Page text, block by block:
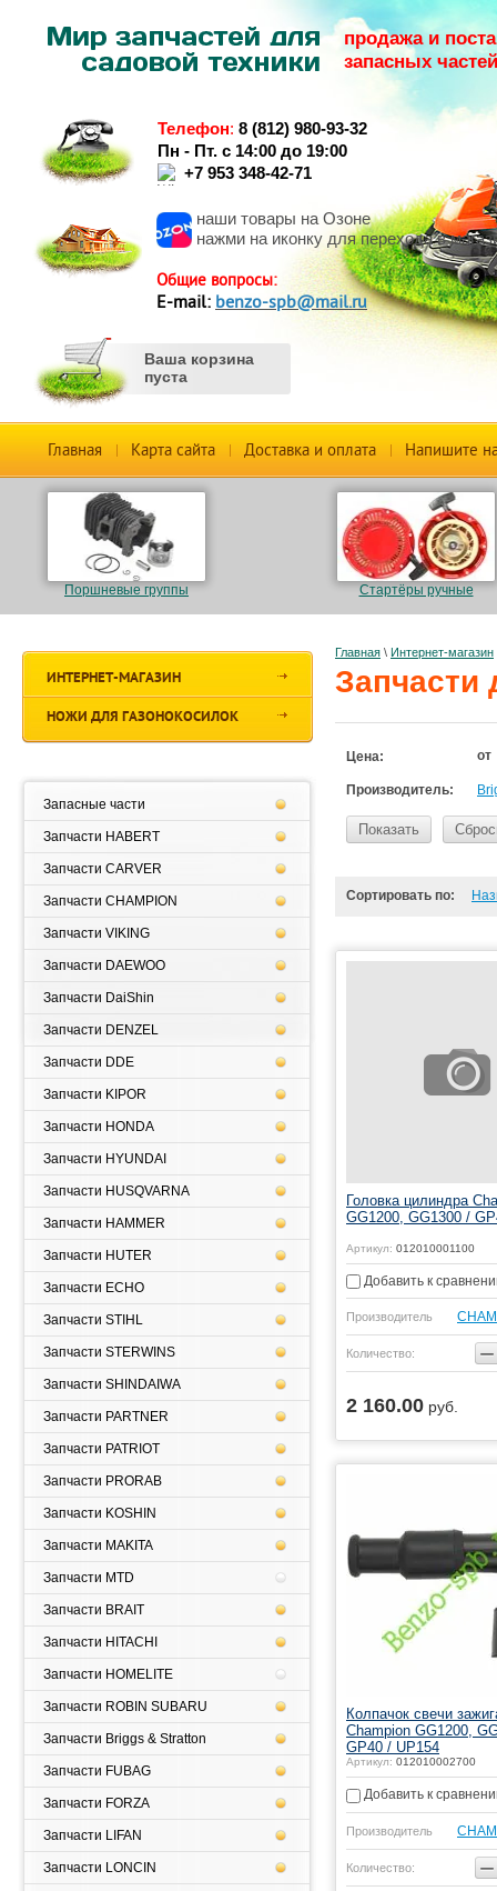
продажа и
запасных частей
Телефон: 8 (812) 980-93-32
Пн - Пт. с 14:00 до 19:00
+7 953 348-42-71
наши товары на Озоне
нажми на иконку для перехода в
Общие вопросы:
Е-mail: benzo-spb@mail.ru
Ваша корзина
пуста
Главная Карта сайта Доставка и оплата Напишите
Поршневые группы Стартёры ручные
Главная \ Интернет-магазин
Запчасти
Цена: от
Производитель:
Показать
Сортировать по:
Головка цилиндра
GG1200, GG1300 /
Артикул: 012010001100
Добавить к
Производитель
Количество: −
2 160.00 руб.
Колпачок свечи
Champion GG1200,
GP40 / UP154
Артикул: 012010002700
Добавить к
Производитель
Количество: −
ИНТЕРНЕТ-МАГАЗИН
НОЖИ ДЛЯ ГАЗОНОКОСИЛОК
Запасные части
Запчасти HABERT
Запчасти CARVER
Запчасти CHAMPION
Запчасти VIKING
Запчасти DAEWOO
Запчасти DaiShin
Запчасти DENZEL
Запчасти DDE
Запчасти KIPOR
Запчасти HONDA
Запчасти HYUNDAI
Запчасти HUSQVARNA
Запчасти HAMMER
Запчасти HUTER
Запчасти ECHO
Запчасти STIHL
Запчасти STERWINS
Запчасти SHINDAIWA
Запчасти PARTNER
Запчасти PATRIOT
Запчасти PRORAB
Запчасти KOSHIN
Запчасти MAKITA
Запчасти MTD
Запчасти BRAIT
Запчасти HITACHI
Запчасти HOMELITE
Запчасти ROBIN SUBARU
Запчасти Briggs & Stratton
Запчасти FUBAG
Запчасти FORZA
Запчасти LIFAN
Запчасти LONCIN